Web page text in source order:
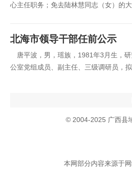
心主任职务；免去陆林慧同志（女）的
北海市领导干部任前公示
唐平波，男，瑶族，1981年3月生，
公室党组成员、副主任、三级调研员，
© 2004-2025 广西县
本网部分内容来源于